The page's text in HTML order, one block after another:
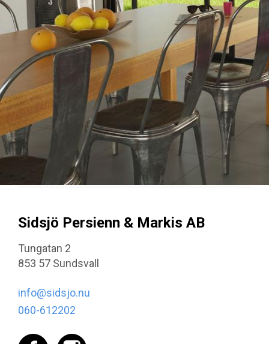
Sidsjö Persienn & Markis AB
Tungatan 2
853 57 Sundsvall
info@sidsjo.nu
060-612202